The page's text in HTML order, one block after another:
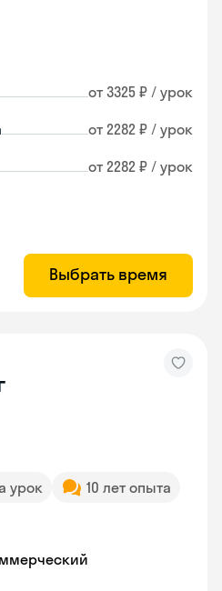
от 3325 ₽ / урок
от 2282 ₽ / урок
от 2282 ₽ / урок
Выбрать время
урок
10 лет опыта